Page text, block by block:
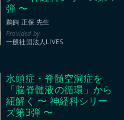
弾 〜
鵜飼 正保 先生
一般社団法人LIVES
水頭症・脊髄空洞症を
「脳脊髄液の循環」から
紐解く 〜 神経科シリー
ズ第3弾 〜